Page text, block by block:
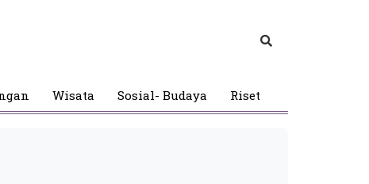
Wisata Sosial- Budaya Riset